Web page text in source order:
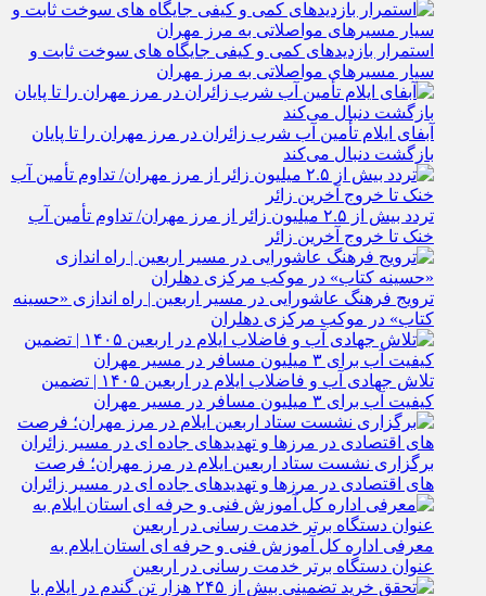
استمرار بازدیدهای کمی و کیفی جایگاه‌ های سوخت ثابت و
سیار مسیرهای مواصلاتی به مرز مهران
آبفای ایلام تأمین آب شرب زائران در مرز مهران را تا پایان
بازگشت دنبال می‌کند
تردد بیش از ۲.۵ میلیون زائر از مرز مهران/ تداوم تأمین آب
خنک تا خروج آخرین زائر
ترویج فرهنگ عاشورایی در مسیر اربعین | راه‌ اندازی «حسینه
کتاب» در موکب مرکزی دهلران
تلاش جهادی آب و فاضلاب ایلام در اربعین ۱۴۰۵ | تضمین
کیفیت آب برای ۳ میلیون مسافر در مسیر مهران
برگزاری نشست ستاد اربعین ایلام در مرز مهران؛ فرصت‌
های اقتصادی در مرزها و تهدیدهای جاده‌ ای در مسیر زائران
معرفی اداره کل آموزش فنی و حرفه‌ ای استان ایلام به‌
عنوان دستگاه برتر خدمت‌ رسانی در اربعین